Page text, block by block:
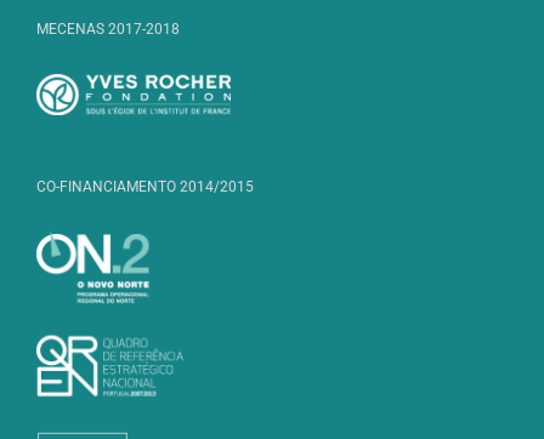
MECENAS 2017-2018
CO-FINANCIAMENTO 2014/2015